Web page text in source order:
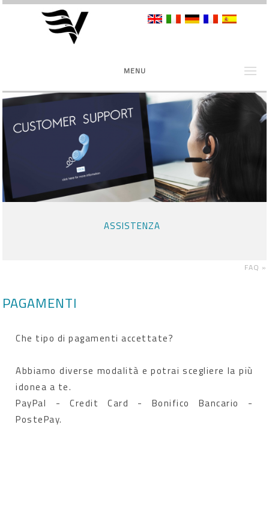
MENU
ASSISTENZA
FAQ »
PAGAMENTI
Che tipo di pagamenti accettate?
Abbiamo diverse modalità e potrai scegliere la più
idonea a te.
PayPal - Credit Card - Bonifico Bancario -
PostePay.